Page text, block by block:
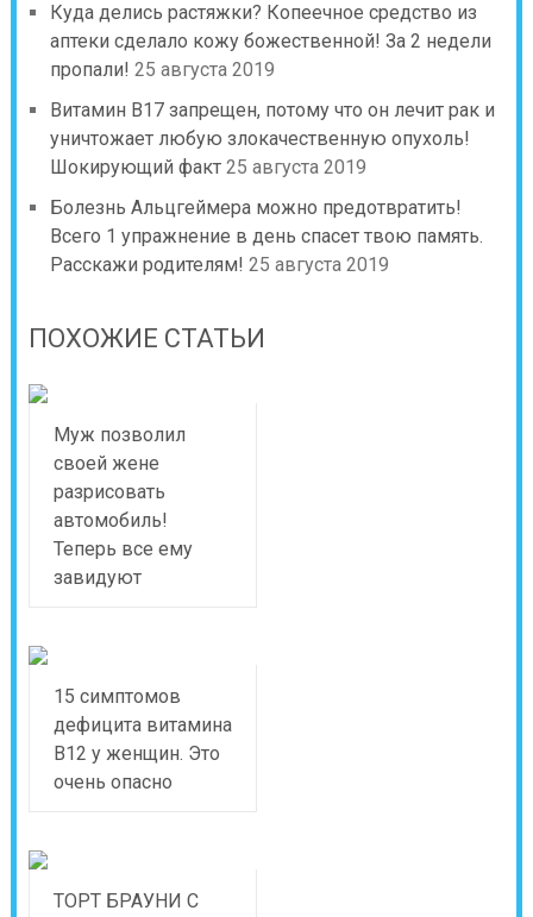
Куда делись растяжки? Копеечное средство из
аптеки сделало кожу божественной! За 2 недели
пропали! 25 августа 2019
Витамин B17 запрещен, потому что он лечит рак и
уничтожает любую злокачественную опухоль!
Шокирующий факт 25 августа 2019
Болезнь Альцгеймера можно предотвратить!
Всего 1 упражнение в день спасет твою память.
Расскажи родителям! 25 августа 2019
ПОХОЖИЕ СТАТЬИ
Муж позволил
своей жене
разрисовать
автомобиль!
Теперь все ему
завидуют
15 симптомов
дефицита витамина
В12 у женщин. Это
очень опасно
ТОРТ БРАУНИ С